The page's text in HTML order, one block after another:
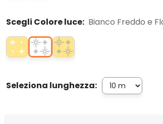
Scegli Colore luce: Bianco Freddo e
Seleziona lunghezza: